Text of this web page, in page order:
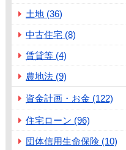
土地 (36)
中古住宅 (8)
賃貸等 (4)
農地法 (9)
資金計画・お金 (122)
住宅ローン (96)
団体信用生命保険 (10)